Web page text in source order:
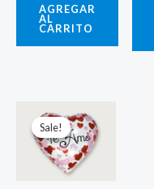
AGREGAR
AL
CARRITO
Sale!
Sale!precio
original
era:
$ 4.000.